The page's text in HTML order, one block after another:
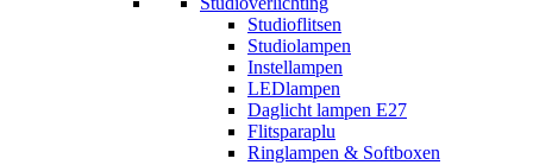
Studioflitsen
Studiolampen
Instellampen
LEDlampen
Daglicht lampen E27
Flitsparaplu
Ringlampen & Softboxen